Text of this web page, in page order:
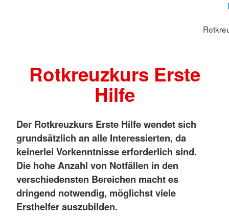
Rotkreuzkurs Erste
Hilfe
Der Rotkreuzkurs Erste Hilfe wendet sich
grundsätzlich an alle Interessierten, da
keinerlei Vorkenntnisse erforderlich sind.
Die hohe Anzahl von Notfällen in den
verschiedensten Bereichen macht es
dringend notwendig, möglichst viele
Ersthelfer auszubilden.